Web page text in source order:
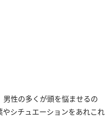
性の多くが頭を悩ませるの
やシチュエーションをあれこれ